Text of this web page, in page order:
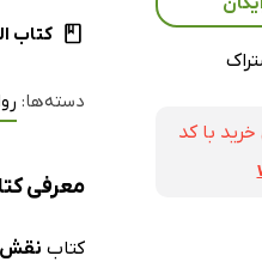
کتاب
دسته‌ها:
معرفی
کتاب نقش